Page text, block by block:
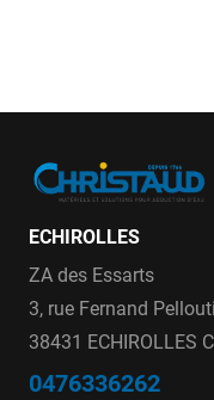
ECHIROLLES
ZA des Essarts
3, rue Fernand
38431 ECHIROLLES
0476336262